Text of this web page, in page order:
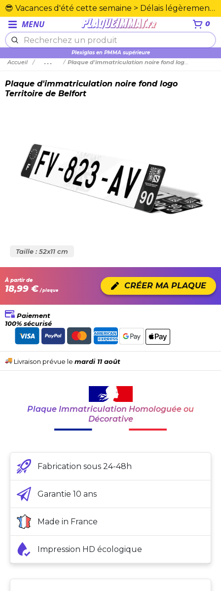
😎 Vacances d'été cette semaine > Délais légèrement rallongés. Merci☀️
MENU 0
Plexiglas en PMMA supérieure
Accueil ... Plaque d'immatriculation noire fond logo Territoire de Belfort
Plaque d'immatriculation noire fond logo
Territoire de Belfort
Taille : 52x11 cm
À partir de
18,99 € / plaque CRÉER MA PLAQUE
Paiement
100% sécurisé
Livraison prévue le mardi 11 août
Plaque Immatriculation Homologuée ou
Décorative
Fabrication sous 24-48h
Garantie 10 ans
Made in France
Impression HD écologique